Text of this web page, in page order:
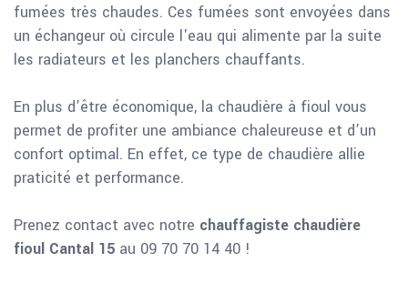
fumées très chaudes. Ces fumées sont envoyées dans
un échangeur où circule l'eau qui alimente par la suite
les radiateurs et les planchers chauffants.
En plus d’être économique, la chaudière à fioul vous
permet de profiter une ambiance chaleureuse et d’un
confort optimal. En effet, ce type de chaudière allie
praticité et performance.
Prenez contact avec notre chauffagiste chaudière
fioul Cantal 15 au 09 70 70 14 40 !